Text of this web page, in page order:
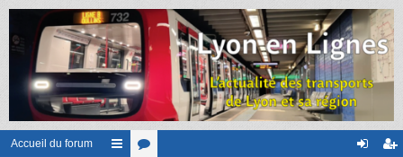
Accueil du forum